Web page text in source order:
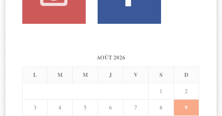
AOÛT 2026
L M M J V S D
1 2
3 4 5 6 7 8 9